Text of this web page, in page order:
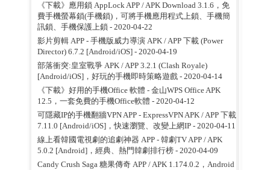
《下載》應用鎖 AppLock APP / APK Download 3.1.6，免
費手機螢幕鎖(手機鎖)，可將手機應用程式上鎖、手機簡
訊鎖、手機保護上鎖 - 2020-04-22
影片剪輯 APP - 手機版威力導演 APK / APP 下載 (Power
Director) 6.7.2 [Android/iOS]- 2020-04-19
部落衝突:皇室戰爭 APK / APP 3.2.1 (Clash Royale)
[Android/iOS]，好玩的手機即時策略遊戲- 2020-04-14
《下載》好用的手機Office 軟體 - 金山WPS Office APK
12.5，一套免費的手機Office軟體 - 2020-04-12
可隱藏IP的手機翻牆VPN APP - ExpressVPN APK / APP 下載
7.11.0 [Android/iOS]，快速瀏覽、改變上網IP- 2020-04-11
線上看韓國電視劇的追劇神器 APP - 韓劇TV APP / APK
5.0.2 [Android]，經典、熱門韓劇排行榜- 2020-04-09
Candy Crush Saga 糖果傳奇 APP / APK 1.174.0.2，Android